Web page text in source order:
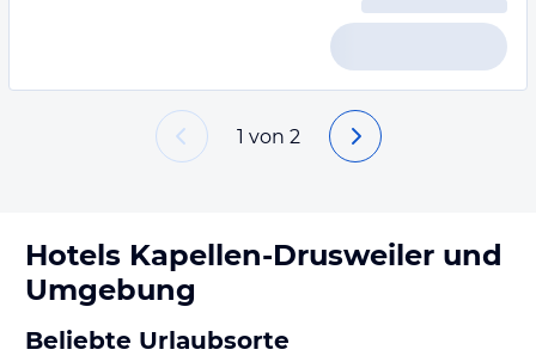
1 von 2
Hotels Kapellen-Drusweiler und
Umgebung
Beliebte Urlaubsorte